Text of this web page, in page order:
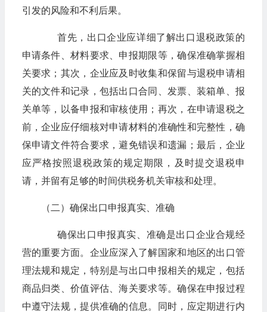
引发的风险和不利后果。
首先，出口企业应详细了解出口退税政策的
申请条件、材料要求、申报期限等，确保准确掌握相
关要求；其次，企业应及时收集和保留与退税申请相
关的文件和记录，包括出口合同、发票、装箱单、报
关单等，以备申报和审核使用；再次，在申请退税之
前，企业应仔细核对申请材料的准确性和完整性，确
保申请文件符合要求，避免错误和遗漏；最后，企业
应严格按照退税政策的规定期限，及时提交退税申
请，并留有足够的时间供税务机关审核和处理。
（二）确保出口申报真实、准确
确保出口申报真实、准确是出口企业合规经
营的重要方面。企业应深入了解国家和地区的出口管
理法规和规定，特别是与出口申报相关的规定，包括
商品归类、价值评估、海关要求等。确保在申报过程
中遵守法规，提供准确的信息。同时，应定期进行内